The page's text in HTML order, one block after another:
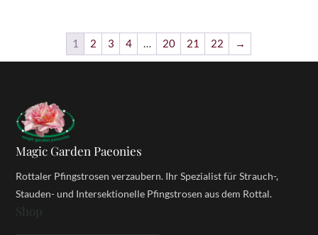
1 2 3 4 … 20 21 22 →
Magic Garden Paeonies
Rottaler Pfingstrosen verzaubern. Ihr Spezialist für Strauch-,
Stauden- und Intersektionelle Pfingstrosen aus dem Rottal.
Shop